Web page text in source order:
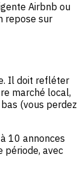
Airbnb ou
repose sur
Il doit refléter
marché local,
(vous perdez
10 annonces
période, avec